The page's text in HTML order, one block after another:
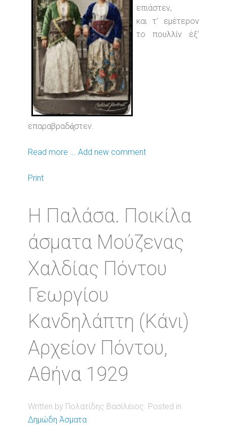
επιάστεν,
και τ’ εμέτερον
το πουλλίν έξ’
επαραβραδά̤στεν.
Read more ... Add new comment
Print
Η Παλάσα. Ποικίλα
άσματα Μούζενας
Χαλδίας Πόντου
Γεωργίου
Κανδηλάπτη (Κάνι)
Αρχείον Πόντου,
Αθήνα 1929
Written by Πολατίδης Βασίλειος. Posted in
Δημώδη Άσματα